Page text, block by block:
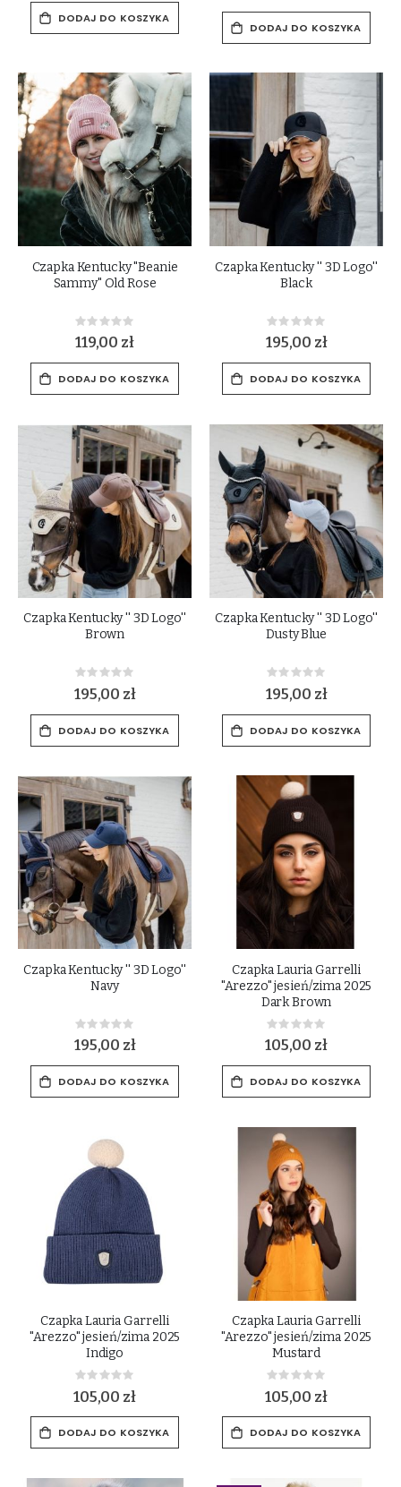
DODAJ DO KOSZYKA
DODAJ DO KOSZYKA
Czapka Kentucky "Beanie
Sammy" Old Rose
Rating:
0%
119,00 zł
DODAJ DO KOSZYKA
Czapka Kentucky '' 3D Logo''
Black
Rating:
0%
195,00 zł
DODAJ DO KOSZYKA
Czapka Kentucky '' 3D Logo''
Brown
Rating:
0%
195,00 zł
DODAJ DO KOSZYKA
Czapka Kentucky '' 3D Logo''
Dusty Blue
Rating:
0%
195,00 zł
DODAJ DO KOSZYKA
Czapka Kentucky '' 3D Logo''
Navy
Rating:
0%
195,00 zł
DODAJ DO KOSZYKA
Czapka Lauria Garrelli
"Arezzo" jesień/zima 2025
Dark Brown
Rating:
0%
105,00 zł
DODAJ DO KOSZYKA
Czapka Lauria Garrelli
"Arezzo" jesień/zima 2025
Indigo
Rating:
0%
105,00 zł
DODAJ DO KOSZYKA
Czapka Lauria Garrelli
"Arezzo" jesień/zima 2025
Mustard
Rating:
0%
105,00 zł
DODAJ DO KOSZYKA